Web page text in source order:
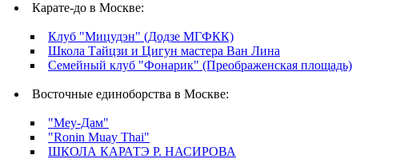
Карате-до в Москве:
Клуб "Мицудэн" (Додзе МГФКК)
Школа Тайцзи и Цигун мастера Ван Лина
Семейный клуб "Фонарик" (Преображенская площадь)
Восточные единоборства в Москве:
"Меу-Дам"
"Ronin Muay Thai"
ШКОЛА КАРАТЭ Р. НАСИРОВА